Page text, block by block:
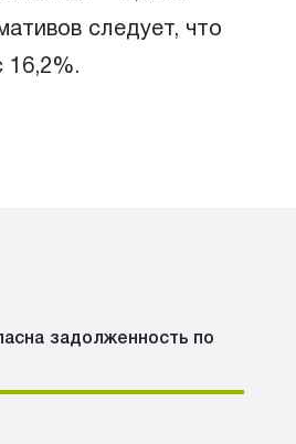
следует, что
16,2%.
задолженность по